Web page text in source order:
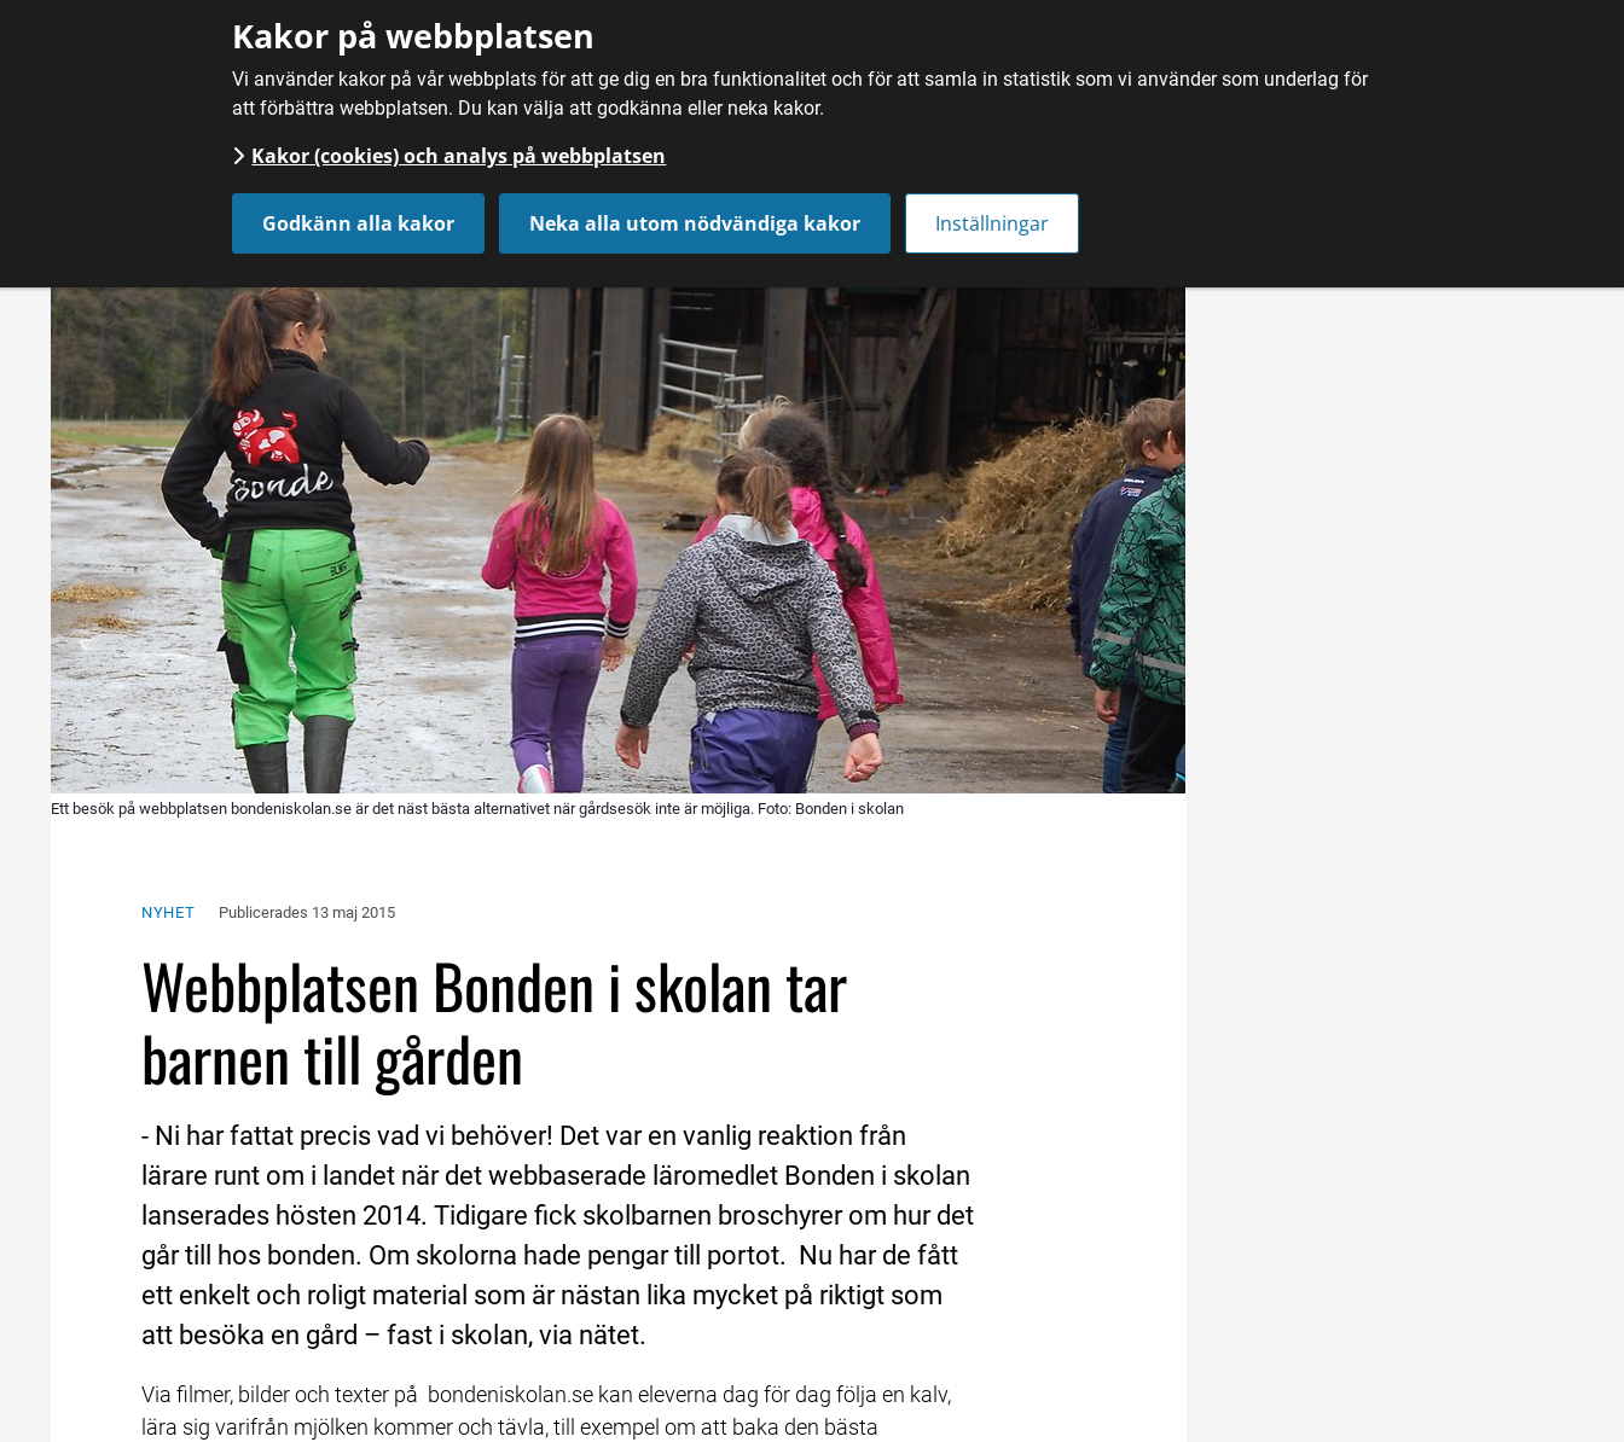
Kakor på webbplatsen
Vi använder kakor på vår webbplats för att ge dig en bra funktionalitet och för att samla in statistik som vi använder som underlag för
att förbättra webbplatsen. Du kan välja att godkänna eller neka kakor.
Kakor (cookies) och analys på webbplatsen
Godkänn alla kakor Neka alla utom nödvändiga kakor Inställningar
FÖRDJUPNING
Ett besök på webbplatsen bondeniskolan.se är det näst bästa alternativet när gårdsesök inte är möjliga. Foto: Bonden i skolan
NYHET Publicerades 13 maj 2015
Webbplatsen Bonden i skolan tar
barnen till gården
- Ni har fattat precis vad vi behöver! Det var en vanlig reaktion från
lärare runt om i landet när det webbaserade läromedlet Bonden i skolan
lanserades hösten 2014. Tidigare fick skolbarnen broschyrer om hur det
går till hos bonden. Om skolorna hade pengar till portot.  Nu har de fått
ett enkelt och roligt material som är nästan lika mycket på riktigt som
att besöka en gård – fast i skolan, via nätet.
Via filmer, bilder och texter på  bondeniskolan.se kan eleverna dag för dag följa en kalv,
lära sig varifrån mjölken kommer och tävla, till exempel om att baka den bästa